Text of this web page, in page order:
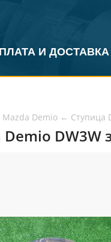
И ДОСТАВКА
Mazda Demio ← Ступица
DW3W